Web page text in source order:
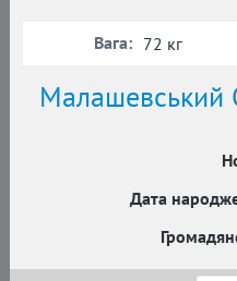
Малашевський
Дата
Вага: 72 кг